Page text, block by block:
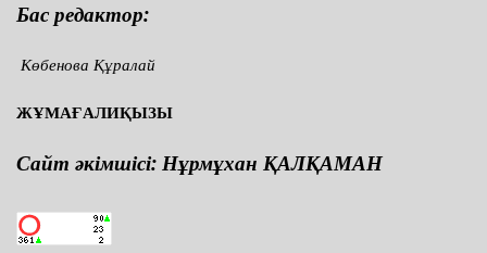
Бас редактор:
Көбенова Құралай
ЖҰМАҒАЛИҚЫЗЫ
Сайт әкімшісі: Нұрмұхан ҚАЛҚАМАН